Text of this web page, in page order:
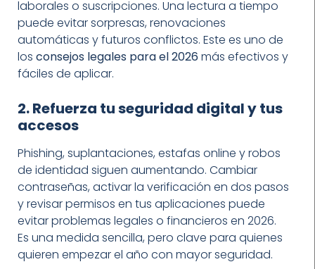
laborales o suscripciones. Una lectura a tiempo
puede evitar sorpresas, renovaciones
automáticas y futuros conflictos. Este es uno de
los consejos legales para el 2026más efectivos y
fáciles de aplicar.
2. Refuerza tu seguridad digital y tus
accesos
Phishing, suplantaciones, estafas online y robos
de identidad siguen aumentando. Cambiar
contraseñas, activar la verificación en dos pasos
y revisar permisos en tus aplicaciones puede
evitar problemas legales o financieros en 2026.
Es una medida sencilla, pero clave para quienes
quieren empezar el año con mayor seguridad.